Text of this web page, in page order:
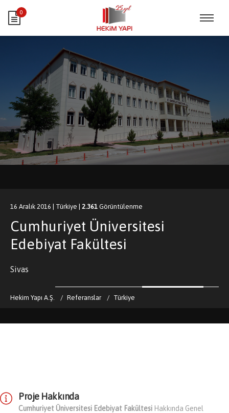
0
16 Aralık 2016 | Türkiye | 2.361 Görüntülenme
Cumhuriyet Üniversitesi
Edebiyat Fakültesi
Sivas
Hekim Yapı A.Ş. Referanslar Türkiye
Proje Hakkında
Cumhuriyet Üniversitesi Edebiyat Fakültesi Hakkında Genel